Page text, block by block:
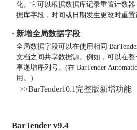
化。它可以根据数据库记录重置计数
据库字段，时间或日期发生更改时重置
· 新增全局数据字段
全局数据字段可以在使用相同
文档之间共享数据源。例如，可以在
享递增序列号。(在 BarTender
用。）
>>BarTender10.1完整版新增功能
BarTender v9.4